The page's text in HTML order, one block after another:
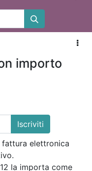
importo
Iscriviti
fattura elettronica
la importa come